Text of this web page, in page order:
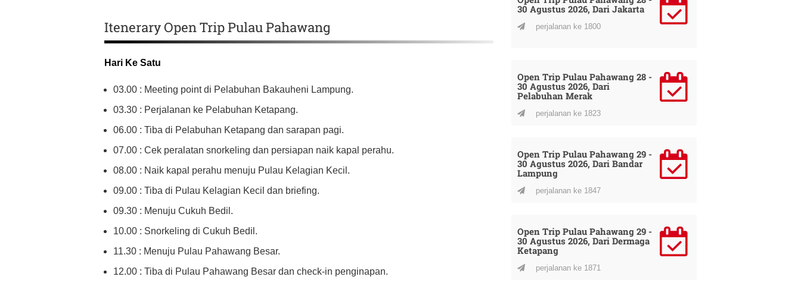
Itenerary Open Trip Pulau Pahawang
Hari Ke Satu
03.00 : Meeting point di Pelabuhan Bakauheni Lampung.
03.30 : Perjalanan ke Pelabuhan Ketapang.
06.00 : Tiba di Pelabuhan Ketapang dan sarapan pagi.
07.00 : Cek peralatan snorkeling dan persiapan naik kapal perahu.
08.00 : Naik kapal perahu menuju Pulau Kelagian Kecil.
09.00 : Tiba di Pulau Kelagian Kecil dan briefing.
09.30 : Menuju Cukuh Bedil.
10.00 : Snorkeling di Cukuh Bedil.
11.30 : Menuju Pulau Pahawang Besar.
12.00 : Tiba di Pulau Pahawang Besar dan check-in penginapan.
30 Agustus 2026, Dari Jakarta
perjalanan ke 1800
Open Trip Pulau Pahawang 28 -
30 Agustus 2026, Dari
Pelabuhan Merak
perjalanan ke 1823
Open Trip Pulau Pahawang 29 -
30 Agustus 2026, Dari Bandar
Lampung
perjalanan ke 1847
Open Trip Pulau Pahawang 29 -
30 Agustus 2026, Dari Dermaga
Ketapang
perjalanan ke 1871